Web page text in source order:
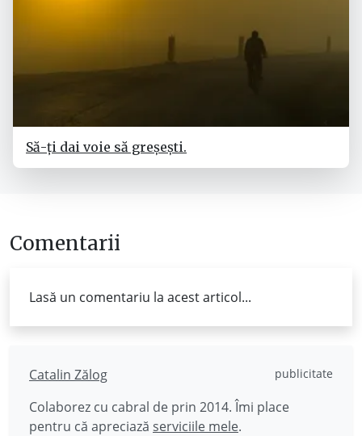
Să-ți dai voie să greșești.
Comentarii
Lasă un comentariu la acest articol...
Catalin Zălog publicitate
Colaborez cu cabral de prin 2014. Îmi place
pentru că apreciază serviciile mele.